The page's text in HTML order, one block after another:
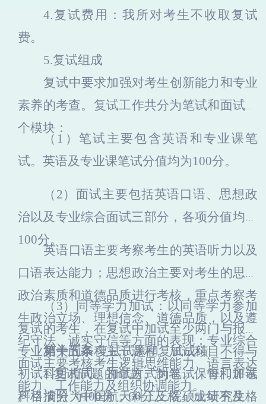
4.复试费用：我所对考生不收取复试
费。
5.复试组成
复试中要求加强对考生创新能力和专业
素养的考查。复试工作共分为笔试和面试两
个模块：
（1） 笔试主要包含英语和专业课笔
试。英语及专业课笔试分值均为100分。
（2）面试主要包括英语口语、思想政
治以及专业综合面试三部分，各项分值均为
100分。
英语口语主要考察考生的英语听力以及
口语表达能力；思想政治主要对考生的思想
政治素质和道德品质进行考核，重点考察考
生政治立场、理想信念、道德品质，以及遵
纪守法、诚实守信等方面的表现；专业综合
面试主要考核考生逻辑思维能力、语言表达
能力、工作能力及组织协调能力。
（3） 同等学力加试：以同等学力参加
复试的考生，在复试中加试至少两门与报考
专业相关的本科主干课程。加试科目不得与
初试科目相同。加试方式为笔试。每门加试
科目满分为100分，60分及格。成绩不及格
第十五条 复试试题和复试成绩
1.复试试题的命题、制卷、保管和评卷
严格按照《中国航天科工三院硕士研究生招